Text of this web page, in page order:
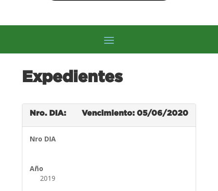
Expedientes
Nro. DIA: Vencimiento: 05/06/2020
Nro DIA
Año
2019